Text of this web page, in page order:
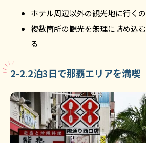
ホテル周辺以外の観光地に行く
複数箇所の観光を無理に詰め込
る
2-2.2泊3日で那覇エリアを満喫